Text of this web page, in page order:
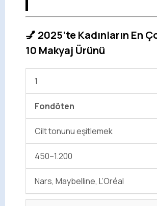
💅 2025’te Kadınların En
10 Makyaj Ürünü
1
Fondöten
Cilt tonunu eşitlemek
450–1.200
Nars, Maybelline, L’Oréal